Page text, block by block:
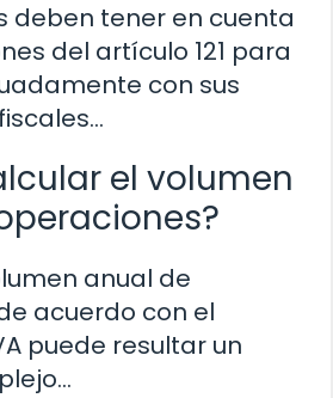
deben tener en cuenta
del artículo 121 para
con sus
el volumen
anual de
acuerdo con el
puede resultar un